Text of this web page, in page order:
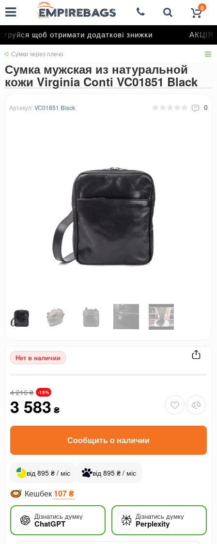
щоб отримати додаткові знижки АКЦІЯ
0
Сумки через плечо
Сумка мужская из натуральной
кожи Virginia Conti VC01851 Black
Артикул: VC01851 Black 0
Нет в наличии
4 216₴ -15%
3 583 ₴
Сообщить о наличии
від 895 ₴ / міс від 895 ₴ / міс
Кешбек 107 ₴
Дізнатись думку
ChatGPT
Дізнатись думку
Perplexity